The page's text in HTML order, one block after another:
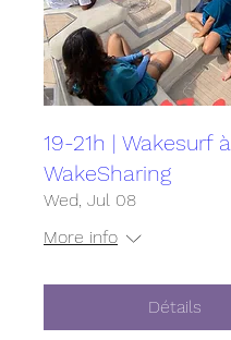
19-21h | Wakesurf à
WakeSharing
Wed, Jul 08
More info
Détails